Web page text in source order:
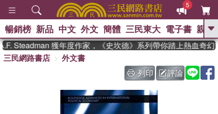
5
GO
The Odyssey 、 父親節 、 如果歷
史是一群喵 、 暑期推薦 、 國際布克
獎 臺灣漫遊錄 、 方念華
登輝時代 、 數學女孩：黎曼猜想
偉大的迷走神經
暢銷榜 新品 中文 外文 簡體 三民東大 電子書 親子
Steadman 獲年度作家，《史坎德》系列帶你踏上熱血奇幻旅
三民網路書店
外文書
列印
評論